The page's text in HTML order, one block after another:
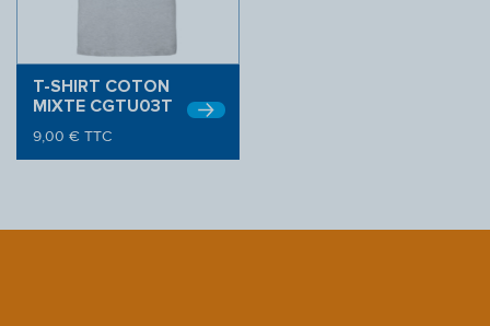
T-SHIRT COTON
MIXTE CGTU03T
9,00€ TTC